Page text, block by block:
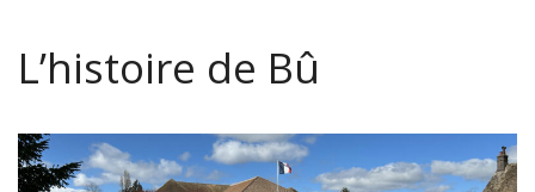
L’histoire de Bû